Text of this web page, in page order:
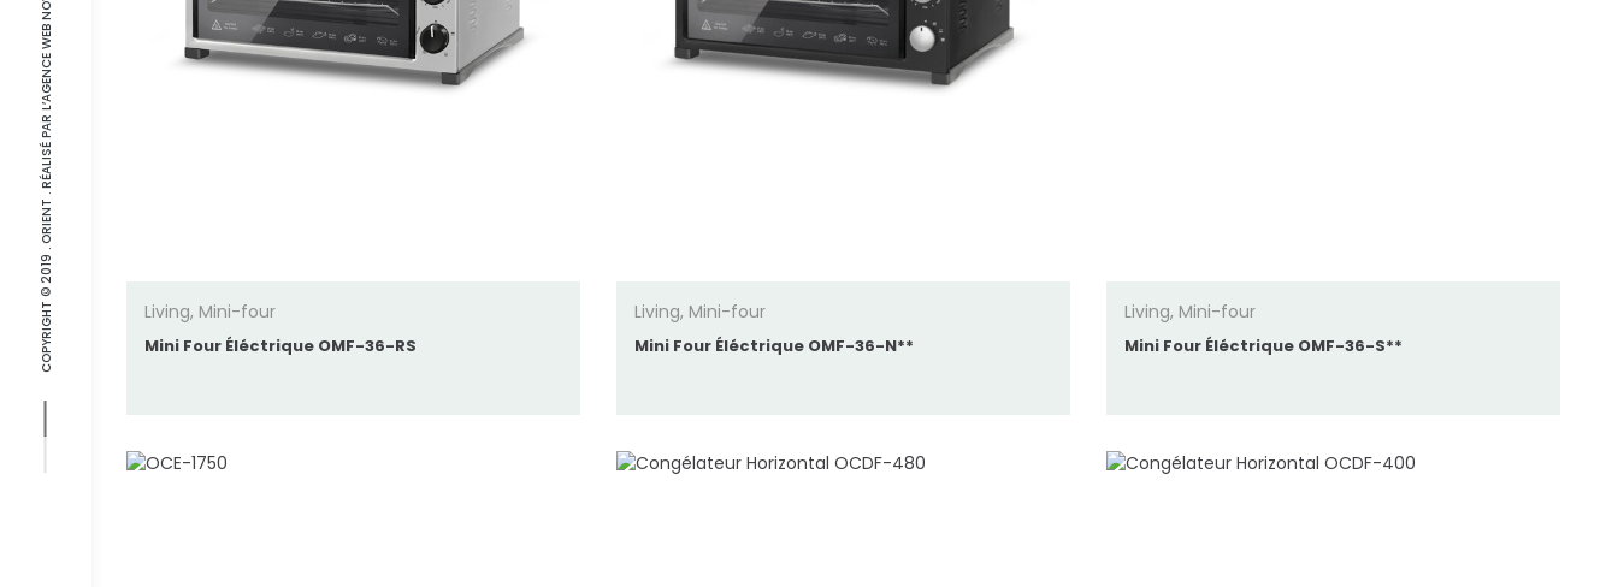
COPYRIGHT © 2019 . ORIENT . RÉALISÉ PAR L’
AGENCE WEB NOVATIS
Living, Mini-four
Mini Four Éléctrique OMF-36-RS
Living, Mini-four
Mini Four Éléctrique OMF-36-N**
Living, Mini-four
Mini Four Éléctrique OMF-36-S**